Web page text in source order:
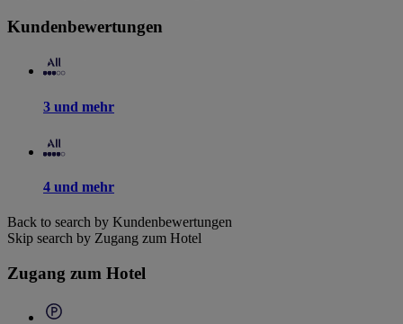
Kundenbewertungen
3 und mehr
4 und mehr
Back to search by Kundenbewertungen
Skip search by Zugang zum Hotel
Zugang zum Hotel